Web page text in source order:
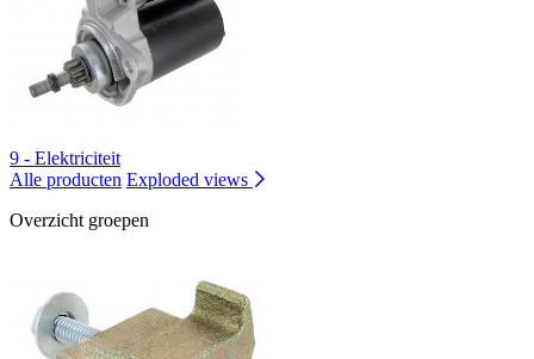
9 - Elektriciteit
Alle producten Exploded views
Overzicht groepen